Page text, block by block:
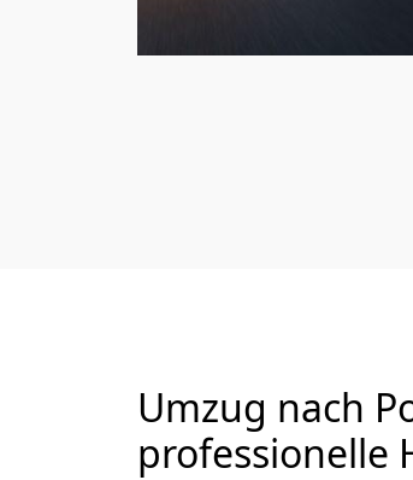
Umzug nach
professionelle